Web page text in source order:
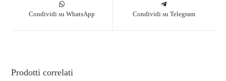
Condividi su WhatsApp Condividi su Telegram
Prodotti correlati